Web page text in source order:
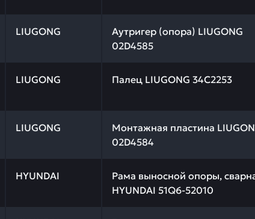
LIUGONG
Аутригер (опора) LIUGONG
02D4585
гарантию качества и профессиональный
LIUGONG Палец LIUGONG 34C2253
гарантию качества и профессиональный
LIUGONG
Монтажная пластина
02D4584
гарантию качества и профессиональный
HYUNDAI
Рама выносной опоры,
HYUNDAI 51Q6-52010
гарантию качества и профессиональный
гарантию качества и профессиональный